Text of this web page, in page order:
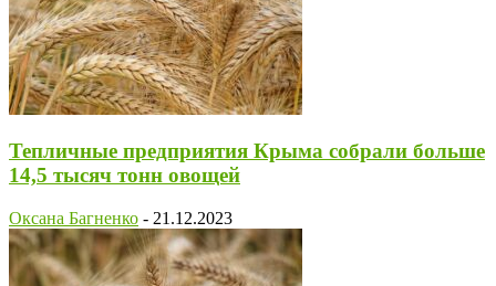
Тепличные предприятия Крыма собрали больше
14,5 тысяч тонн овощей
Оксана Багненко - 21.12.2023